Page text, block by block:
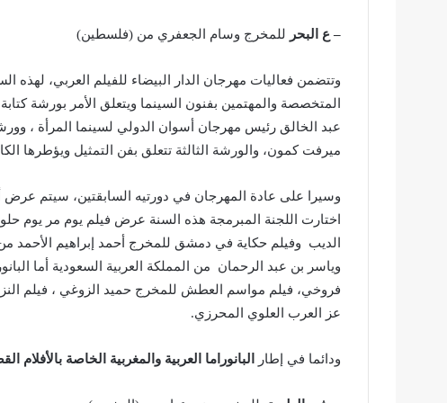
– ع البحر للمخرج وسام الجعفري من (فلسطين)
وتتضمن فعاليات مهرجان الدار البيضاء للفيلم العربي،
المتخصصة والمهتمين بفنون السينما ويتعلق الأمر بورشة
عبد الخالق رئيس مهرجان أسوان الدولي لسينما المرأة ،
ميرفت كمون، والورشة الثالثة تتعلق بفن التمثيل ويؤطرها
وسيرا على عادة المهرجان في دورتيه السابقتين، سيتم عرض
اختارت اللجنة المبرمجة هذه السنة عرض فيلم يوم مر يوم
الديب وفيلم حكاية في دمشق للمخرج أحمد إبراهيم
وياسر بن عبد الرحمان من المملكة العربية السعودية أما
فروخي، فيلم مواسم العطش للمخرج حميد الزوغي ، فيلم
عز العرب العلوي المحرزي.
ودائما في إطار البانوراما العربية والمغربية الخاصة بالأفلام